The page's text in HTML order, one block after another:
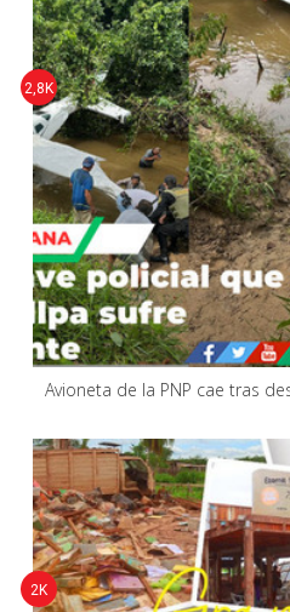
Avioneta de la PNP cae tras
2,8K
2K